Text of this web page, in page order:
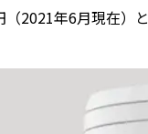
2021年6月現在）